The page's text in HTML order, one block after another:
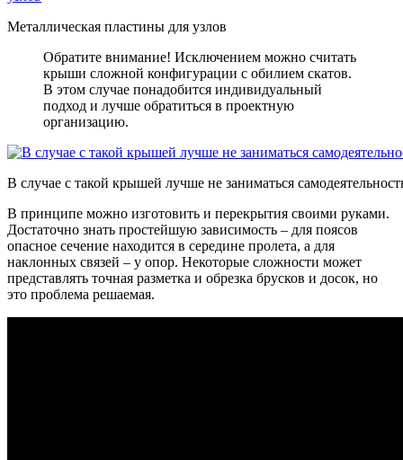
Металлическая пластины для узлов
Обратите внимание! Исключением можно считать
крыши сложной конфигурации с обилием скатов.
В этом случае понадобится индивидуальный
подход и лучше обратиться в проектную
организацию.
В случае с такой крышей лучше не заниматься
В принципе можно изготовить и перекрытия своими руками.
Достаточно знать простейшую зависимость – для поясов
опасное сечение находится в середине пролета, а для
наклонных связей – у опор. Некоторые сложности может
представлять точная разметка и обрезка брусков и досок, но
это проблема решаемая.